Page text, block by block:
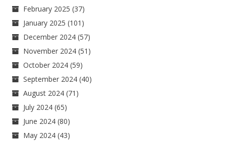
February 2025 (37)
January 2025 (101)
December 2024 (57)
November 2024 (51)
October 2024 (59)
September 2024 (40)
August 2024 (71)
July 2024 (65)
June 2024 (80)
May 2024 (43)